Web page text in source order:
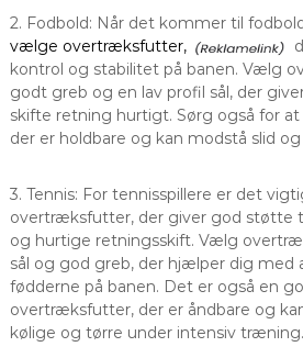
2. Fodbold: Når det kommer til
vælge overtræksfutter,
kontrol og stabilitet på banen. Vælg
godt greb og en lav profil sål, der
skifte retning hurtigt. Sørg også for
der er holdbare og kan modstå slid og
3. Tennis: For tennisspillere er det
overtræksfutter, der giver god støtte
og hurtige retningsskift. Vælg
sål og god greb, der hjælper dig med
fødderne på banen. Det er også en
overtræksfutter, der er åndbare og
kølige og tørre under intensiv træning.